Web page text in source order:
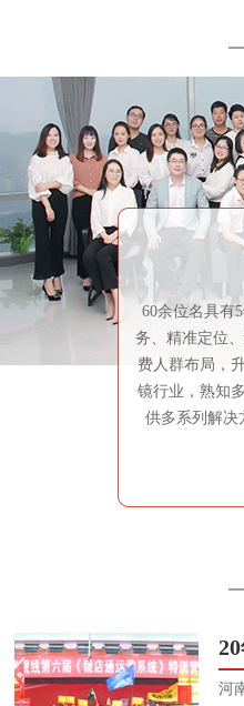
60余位名具有
务、精准定位
费人群布局，
镜行业，熟知
供多系列解决
河